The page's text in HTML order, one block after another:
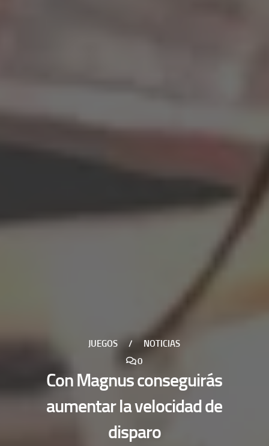
JUEGOS /
NOTICIAS
0
Con Magnus conseguirás
aumentar la velocidad de
disparo